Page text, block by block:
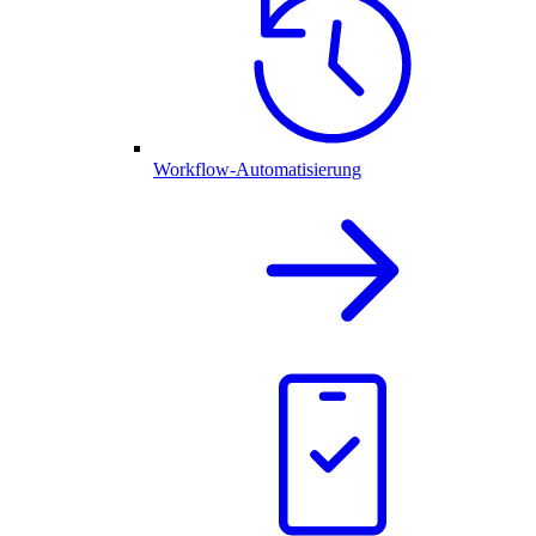
Workflow-Automatisierung